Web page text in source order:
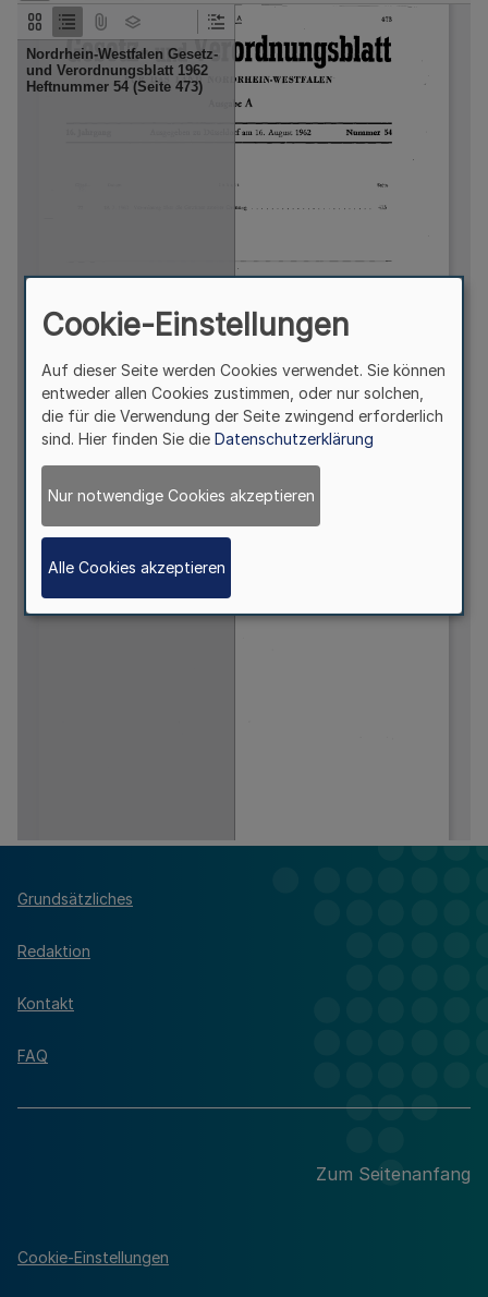
Grundsätzliches
Redaktion
Kontakt
FAQ
Zum Seitenanfang
Cookie-Einstellungen
Cookie-Einstellungen
Auf dieser Seite werden Cookies verwendet. Sie können
entweder allen Cookies zustimmen, oder nur solchen,
die für die Verwendung der Seite zwingend erforderlich
sind. Hier finden Sie die Datenschutzerklärung
Nur notwendige Cookies akzeptieren
Alle Cookies akzeptieren